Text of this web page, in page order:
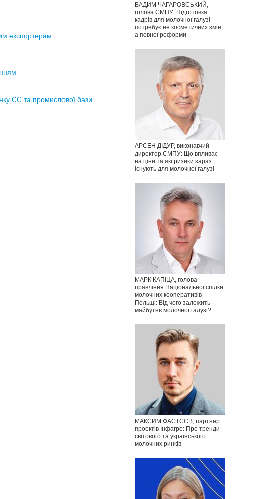
експортерам
ЄС та промислової бази
ВАДИМ ЧАГАРОВСЬКИЙ,
голова СМПУ: Підготовка
кадрів для молочної галузі
потребує не косметичних змін,
а повної реформи
АРСЕН ДІДУР, виконавчий
директор СМПУ: Що впливає
на ціни та які ризики зараз
існують для молочної галузі
МАРК КАПІЦА, голова
правління Національної спілки
молочних кооперативів
Польщі: Від чого залежить
майбутнє молочної галузі?
МАКСИМ ФАСТЄЄВ, партнер
проектів Інфагро: Про тренди
світового та українського
молочних ринків